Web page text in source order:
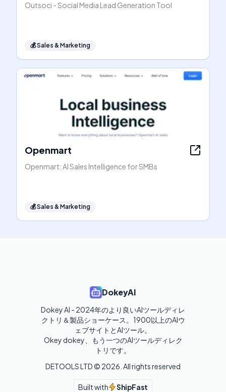
Outsoci - Social Media Lead Generation Tool
💰Sales & Marketing
Openmart
Openmart: AI Sales Intelligence for SMBs
💰Sales & Marketing
DokeyAI
Dokey AI - 2024年のより良いAIツールディレ
クトリ＆製品ショーケース。1900以上のAIウ
ェブサイトとAIツール。
Okey dokey、もう一つのAIツールディレク
トリです。
DETOOLS LTD © 2026 . All rights reserved
Built with ShipFast